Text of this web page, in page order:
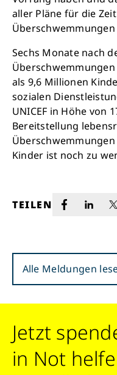
aller Pläne für die
Sechs Monate nach
als 9,6 Millionen
sozialen
UNICEF in Höhe von
Bereitstellung
Kinder ist noch zu
TEILEN
Alle Meldungen
Jetzt
in Not